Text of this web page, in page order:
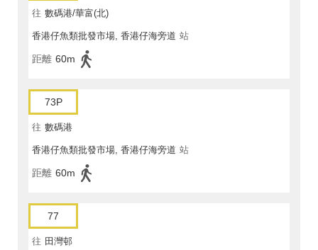
往 數碼港/華富(北)
香港仔魚類批發市場, 香港仔海旁道 站
距離 60m
73P
往 數碼港
香港仔魚類批發市場, 香港仔海旁道 站
距離 60m
77
往 田灣邨